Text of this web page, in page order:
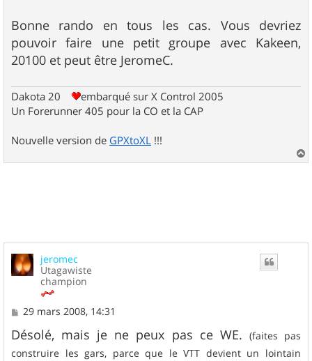
Bonne rando en tous les cas. Vous devriez
pouvoir faire une petit groupe avec Kakeen,
20100 et peut être JeromeC.
Dakota 20
embarqué sur X Control 2005
Un Forerunner 405 pour la CO et la CAP
Nouvelle version de GPXtoXL !!!
a
jeromec
Utagawiste
champion
M
s
s
a
29 mars 2008, 14:31
Désolé, mais je ne peux pas ce WE.
(faites pas
construire les gars, parce que le VTT devient un lointain